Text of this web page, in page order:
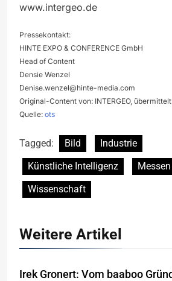
www.intergeo.de
Pressekontakt:
HINTE EXPO & CONFERENCE GmbH
Head of Content
Densie Wenzel
Denise.wenzel@hinte-media.com
Original-Content von: INTERGEO,
Quelle: ots
Tagged: Bild
Industrie
Künstliche Intelligenz
Messen
Wissenschaft
Weitere Artikel
Irek Gronert: Vom baaboo